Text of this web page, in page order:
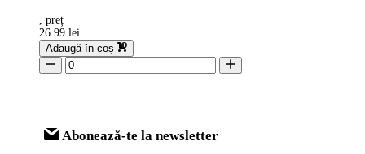
, preț
26.99 lei
Adaugă în coș
Abonează-te la newsletter